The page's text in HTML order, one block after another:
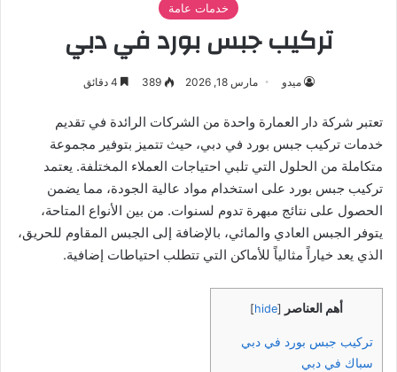
خدمات عامة
تركيب جبس بورد في دبي
ميدو مارس 18, 2026 389
تعتبر شركة دار العمارة واحدة من الشركات الرائدة في تقديم
خدمات تركيب جبس بورد في دبي، حيث تتميز بتوفير مجموعة
متكاملة من الحلول التي تلبي احتياجات العملاء المختلفة. يعتمد
تركيب جبس بورد على استخدام مواد عالية الجودة، مما يضمن
الحصول على نتائج مبهرة تدوم لسنوات. من بين الأنواع المتاحة،
يتوفر الجبس العادي والمائي، بالإضافة إلى الجبس المقاوم للحريق،
الذي يعد خياراً مثالياً للأماكن التي تتطلب احتياطات إضافية.
أهم العناصر [
hide
]
تركيب جبس بورد في دبي
سباك في دبي